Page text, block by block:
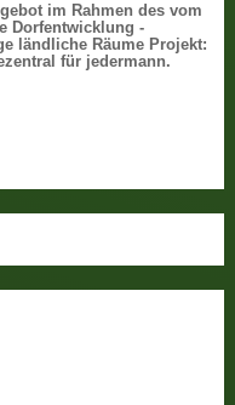
im Rahmen des vom
Dorfentwicklung -
ländliche Räume Projekt:
für jedermann.